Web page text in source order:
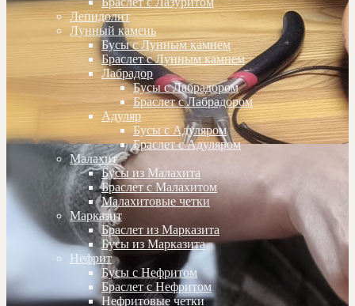
Лепидолит
Лунный камень
Бусы с Лунным камнем
Браслет с Лунным камнем
Лабрадор
Бусы с Лабрадором
Браслет с Лабрадором
Адуляр
Бусы с Адуляром
Браслет с Адуляром
Малахит
Бусы из Малахита
Браслет с Малахитом
Малахитовые четки
Марказит
Браслет из Марказита
Бусы из Марказита
Нефрит
Бусы с Нефритом
Браслет с Нефритом
Нефритовые четки